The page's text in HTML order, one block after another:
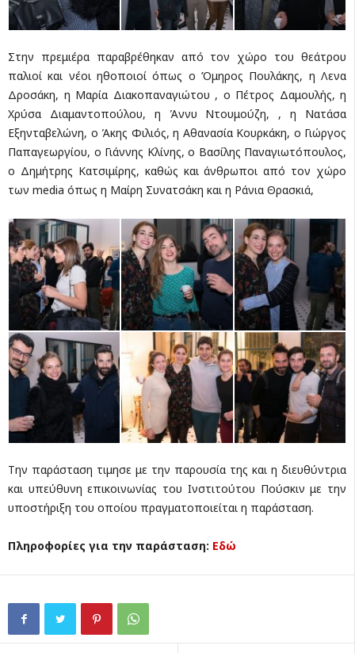
Στην πρεμιέρα παραβρέθηκαν από τον χώρο του θεάτρου
παλιοί και νέοι ηθοποιοί όπως ο Όμηρος Πουλάκης, η Λενα
Δροσάκη, η Μαρία Διακοπαναγιώτου , ο Πέτρος Δαμουλής, η
Χρύσα Διαμαντοπούλου, η Άννυ Ντουμούζη, , η Νατάσα
Εξηνταβελώνη, ο Άκης Φιλιός, η Αθανασία Κουρκάκη, ο Γιώργος
Παπαγεωργίου, ο Γιάννης Κλίνης, ο Βασίλης Παναγιωτόπουλος,
ο Δημήτρης Κατσιμίρης, καθώς και άνθρωποι από τον χώρο
των media όπως η Μαίρη Συνατσάκη και η Ράνια Θρασκιά,
Την παράσταση τιμησε με την παρουσία της και η διευθύντρια
και υπεύθυνη επικοινωνίας του Ινστιτούτου Πούσκιν με την
υποστήριξη του οποίου πραγματοποιείται η παράσταση.
Πληροφορίες για την παράσταση: Εδώ